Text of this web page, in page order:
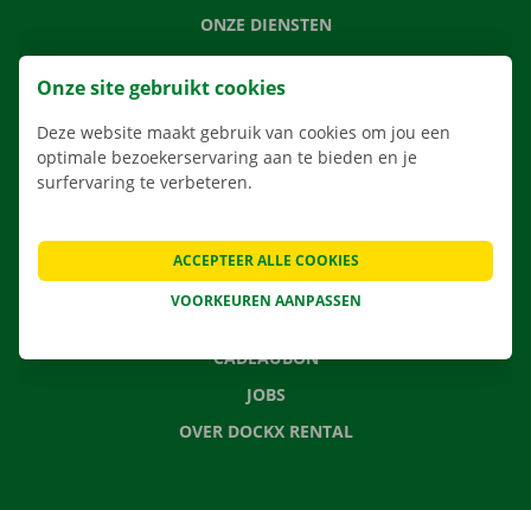
ONZE DIENSTEN
LOCATIES
APP
VERHUISOPLOSSINGEN
CONTACTEER ONS
VEELGESTELDE VRAGEN
CADEAUBON
JOBS
OVER DOCKX RENTAL
Onze site gebruikt cookies
Deze website maakt gebruik van cookies om jou een
optimale bezoekerservaring aan te bieden en je
surfervaring te verbeteren.
VOORKEUREN AANPASSEN
ACCEPTEER ALLE COOKIES